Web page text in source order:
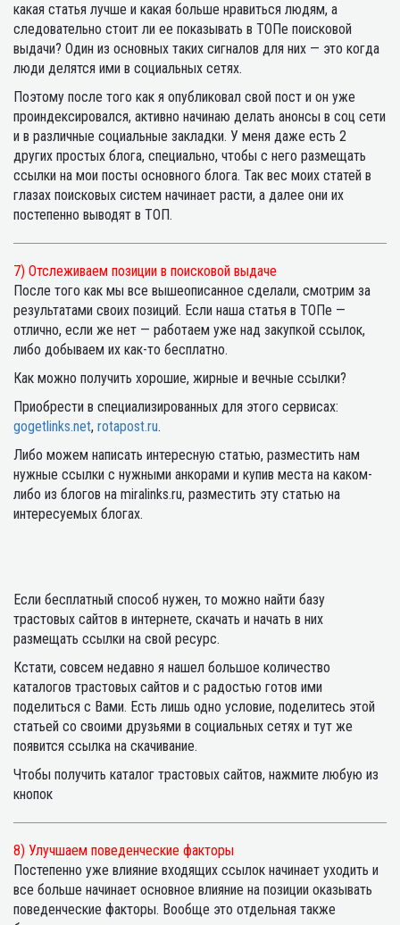
какая статья лучше и какая больше нравиться людям, а
следовательно стоит ли ее показывать в ТОПе поисковой
выдачи? Один из основных таких сигналов для них — это когда
люди делятся ими в социальных сетях.
Поэтому после того как я опубликовал свой пост и он уже
проиндексировался, активно начинаю делать анонсы в соц сети
и в различные социальные закладки. У меня даже есть 2
других простых блога, специально, чтобы с него размещать
ссылки на мои посты основного блога. Так вес моих статей в
глазах поисковых систем начинает расти, а далее они их
постепенно выводят в ТОП.
7) Отслеживаем позиции в поисковой выдаче
После того как мы все вышеописанное сделали, смотрим за
результатами своих позиций. Если наша статья в ТОПе —
отлично, если же нет — работаем уже над закупкой ссылок,
либо добываем их как-то бесплатно.
Как можно получить хорошие, жирные и вечные ссылки?
Приобрести в специализированных для этого сервисах:
gogetlinks.net, rotapost.ru.
Либо можем написать интересную статью, разместить нам
нужные ссылки с нужными анкорами и купив места на каком-
либо из блогов на miralinks.ru, разместить эту статью на
интересуемых блогах.
Если бесплатный способ нужен, то можно найти базу
трастовых сайтов в интернете, скачать и начать в них
размещать ссылки на свой ресурс.
Кстати, совсем недавно я нашел большое количество
каталогов трастовых сайтов и с радостью готов ими
поделиться с Вами. Есть лишь одно условие, поделитесь этой
статьей со своими друзьями в социальных сетях и тут же
появится ссылка на скачивание.
Чтобы получить каталог трастовых сайтов, нажмите любую из
кнопок
8) Улучшаем поведенческие факторы
Постепенно уже влияние входящих ссылок начинает уходить и
все больше начинает основное влияние на позиции оказывать
поведенческие факторы. Вообще это отдельная также